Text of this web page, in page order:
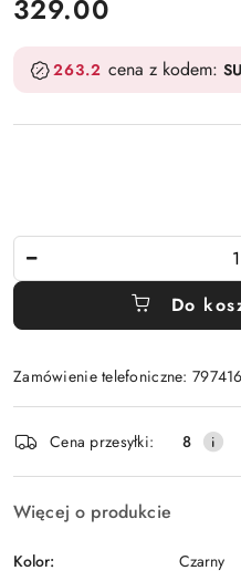
cena:
329.00
263.2 cena z kodem:
Do
Zamówienie telefoniczne:
i
dostawa
Cena przesyłki: 8
Więcej o produkcie
Kolor: Czarny